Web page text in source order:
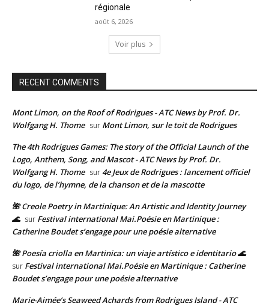
régionale
août 6, 2026
Voir plus
RECENT COMMENTS
Mont Limon, on the Roof of Rodrigues - ATC News by Prof. Dr.
Wolfgang H. Thome sur Mont Limon, sur le toit de Rodrigues
The 4th Rodrigues Games: The story of the Official Launch of the
Logo, Anthem, Song, and Mascot - ATC News by Prof. Dr.
Wolfgang H. Thome sur4e Jeux de Rodrigues : lancement officiel
du logo, de l’hymne, de la chanson et de la mascotte
🌺 Creole Poetry in Martinique: An Artistic and Identity Journey
🌊 sur Festival international Mai.Poésie en Martinique :
Catherine Boudet s’engage pour une poésie alternative
🌺 Poesía criolla en Martinica: un viaje artístico e identitario 🌊
sur Festival international Mai.Poésie en Martinique : Catherine
Boudet s’engage pour une poésie alternative
Marie-Aimée’s Seaweed Achards from Rodrigues Island - ATC